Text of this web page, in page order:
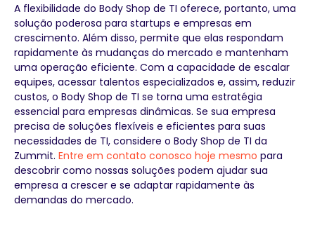
A flexibilidade do Body Shop de TI oferece, portanto, uma
solução poderosa para startups e empresas em
crescimento. Além disso, permite que elas respondam
rapidamente às mudanças do mercado e mantenham
uma operação eficiente. Com a capacidade de escalar
equipes, acessar talentos especializados e, assim, reduzir
custos, o Body Shop de TI se torna uma estratégia
essencial para empresas dinâmicas. Se sua empresa
precisa de soluções flexíveis e eficientes para suas
necessidades de TI, considere o Body Shop de TI da
Zummit. Entre em contato conosco hoje mesmo para
descobrir como nossas soluções podem ajudar sua
empresa a crescer e se adaptar rapidamente às
demandas do mercado.